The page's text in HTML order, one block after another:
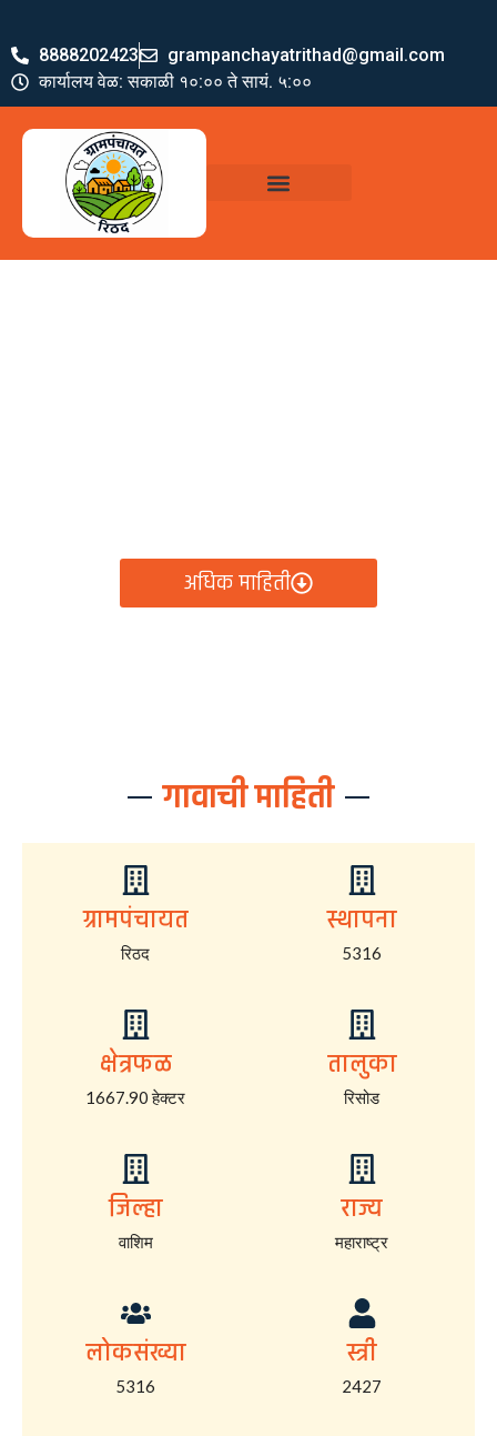
8888202423
grampanchayatrithad@gmail.com
कार्यालय वेळ: सकाळी १०:०० ते सायं. ५:००
अधिक माहिती
गावाची माहिती
ग्रामपंचायत
रिठद
स्थापना
5316
क्षेत्रफळ
1667.90 हेक्टर
तालुका
रिसोड
जिल्हा
वाशिम
राज्य
महाराष्ट्र
लोकसंख्या
5316
स्त्री
2427